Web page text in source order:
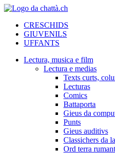
CRESCHIDS
GIUVENILS
UFFANTS
Lectura, musica e film
Lectura e medias
Texts curts,
Lecturas
Comics
Battaporta
Gieus da
Punts
Gieus auditivs
Classichers da
Ord terra